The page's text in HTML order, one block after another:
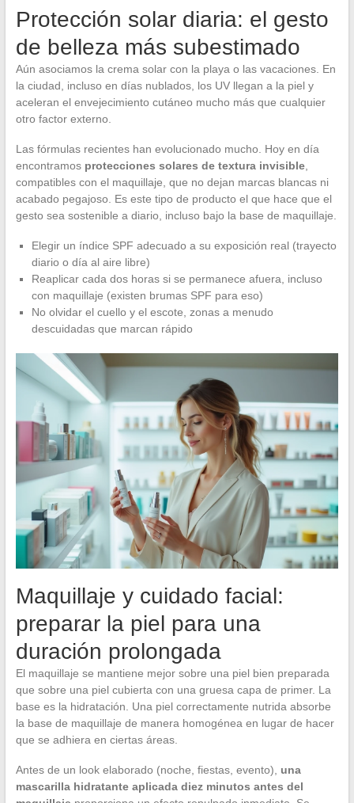
Protección solar diaria: el gesto
de belleza más subestimado
Aún asociamos la crema solar con la playa o las vacaciones. En
la ciudad, incluso en días nublados, los UV llegan a la piel y
aceleran el envejecimiento cutáneo mucho más que cualquier
otro factor externo.
Las fórmulas recientes han evolucionado mucho. Hoy en día
encontramos protecciones solares de textura invisible,
compatibles con el maquillaje, que no dejan marcas blancas ni
acabado pegajoso. Es este tipo de producto el que hace que el
gesto sea sostenible a diario, incluso bajo la base de maquillaje.
Elegir un índice SPF adecuado a su exposición real (trayecto
diario o día al aire libre)
Reaplicar cada dos horas si se permanece afuera, incluso
con maquillaje (existen brumas SPF para eso)
No olvidar el cuello y el escote, zonas a menudo
descuidadas que marcan rápido
Maquillaje y cuidado facial:
preparar la piel para una
duración prolongada
El maquillaje se mantiene mejor sobre una piel bien preparada
que sobre una piel cubierta con una gruesa capa de primer. La
base es la hidratación. Una piel correctamente nutrida absorbe
la base de maquillaje de manera homogénea en lugar de hacer
que se adhiera en ciertas áreas.
Antes de un look elaborado (noche, fiestas, evento), una
mascarilla hidratante aplicada diez minutos antes del